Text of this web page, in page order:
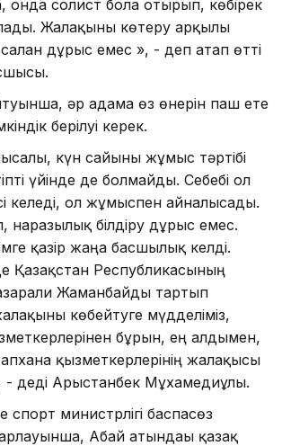
онда солист бола отырып, көбірек
Жалақыны көтеру арқылы
дұрыс емес », - деп атап өтті
әр адамға өз өнерін паш ете
берілуі керек.
күн сайынғы жұмыс тәртібі
үйінде де болмайды. Себебі ол
келеді, ол жұмыспен айналысады.
наразылық білдіру дұрыс емес.
қазір жаңа басшылық келді.
Қазақстан Республикасының
Жаманбайды тартып
көбейтуге мүдделіміз,
бұрын, ең алдымен,
қызметкерлерінің жалақысы
- деді Арыстанбек Мұхамедиұлы.
министрлігі баспасөз
Абай атындағы қазақ